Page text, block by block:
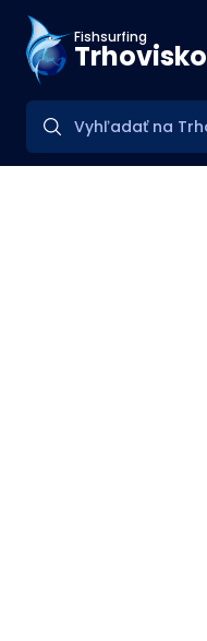
Fishsurfing
Trhovisko